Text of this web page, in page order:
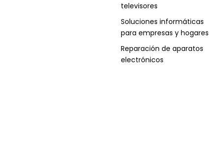
televisores
Soluciones informáticas
para empresas y hogares
Reparación de aparatos
electrónicos